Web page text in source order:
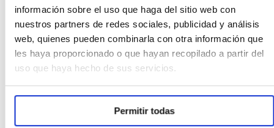
información sobre el uso que haga del sitio web con
nuestros partners de redes sociales, publicidad y análisis
web, quienes pueden combinarla con otra información que
les haya proporcionado o que hayan recopilado a partir del
uso que haya hecho de sus servicios.
Permitir todas
de probióticos para prevenir la diarrea del
viajero. Los probióticos contribuyen a
mantener una flora intestinal adecuada y
protegen frente a la entrada y el crecimiento
de microorganismos nocivos en el tracto